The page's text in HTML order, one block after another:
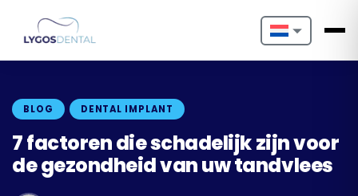
Nederlands
Français
Deutsch
BLOG DENTAL IMPLANT
7 factoren die schadelijk zijn voor
de gezondheid van uw tandvlees